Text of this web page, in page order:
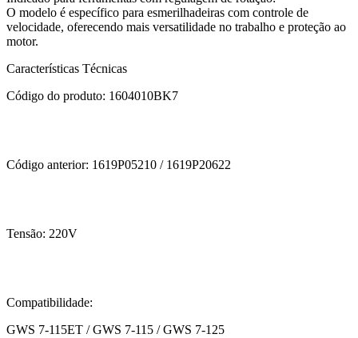
O modelo é específico para esmerilhadeiras com controle de
velocidade, oferecendo mais versatilidade no trabalho e proteção ao
motor.
Características Técnicas
Código do produto: 1604010BK7
Código anterior: 1619P05210 / 1619P20622
Tensão: 220V
Compatibilidade:
GWS 7-115ET / GWS 7-115 / GWS 7-125